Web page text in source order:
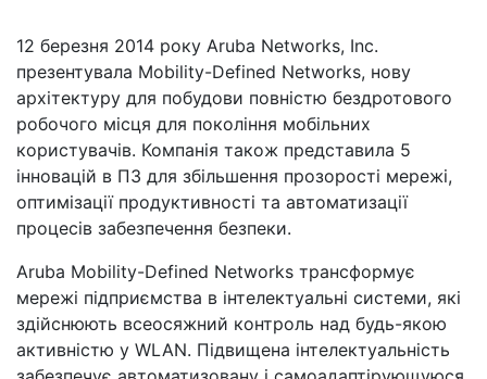
12 березня 2014 року Aruba Networks, Inc.
презентувала Mobility-Defined Networks, нову
архітектуру для побудови повністю бездротового
робочого місця для покоління мобільних
користувачів. Компанія також представила 5
інновацій в ПЗ для збільшення прозорості мережі,
оптимізації продуктивності та автоматизації
процесів забезпечення безпеки.
Aruba Mobility-Defined Networks трансформує
мережі підприємства в інтелектуальні системи, які
здійснюють всеосяжний контроль над будь-якою
активністю у WLAN. Підвищена інтелектуальність